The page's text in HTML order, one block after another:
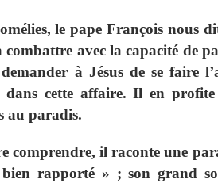
le pape François
combattre avec la capacité de
à Jésus de se faire
dans cette affaire. Il en
au paradis.
comprendre, il raconte une
rapporté » ; son grand